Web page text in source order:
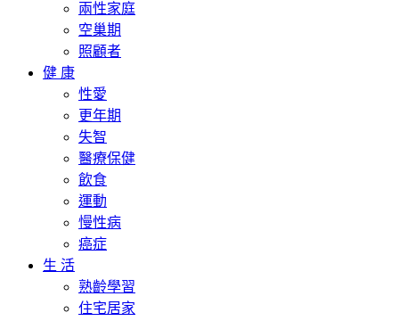
兩性家庭
空巢期
照顧者
健 康
性愛
更年期
失智
醫療保健
飲食
運動
慢性病
癌症
生 活
熟齡學習
住宅居家